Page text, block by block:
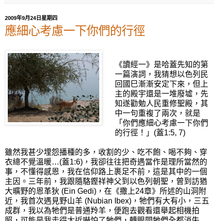
2009年9月24日星期四
應細心考慮一下你們的行徑
《讀經一》是哈蓋先知的第
一篇演詞，我猜想以色列民
回國巳漸漸安定下來，但上
主的殿宇還是一堆廢墟，先
知遂勸勉人民重修聖殿，其
中一句重複了兩次，就是
「你們應細心考慮一下你們
的行徑！」(蓋1:5, 7)
雖然我甚少埋怨播種的多，收割的少、吃不飽、喝不夠、穿
衣總不覺溫暖…(蓋1:6)，我卻往往把奇遇當作是理所當然的
事，不懂得感恩，我在信仰路上裹足不前，這是其中的一個
主因。三年前，我跟隨駱鏗祥神父到以色列朝聖，曾到訪猶
大曠野的恩革狄 (Ein Gedi)，在《撒上24章》所述的山洞附
近，我首次遇見野山羊 (Nubian Ibex)，牠們有大有小，三五
成群，我以為牠們是普通羚羊，便跑去觀看還舉起相機拍